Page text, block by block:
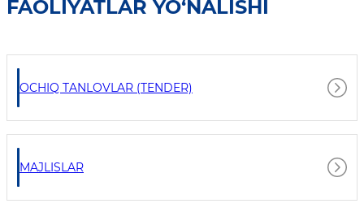
FAOLIYATLAR YO‘NALISHI
OCHIQ TANLOVLAR (TENDER)
MAJLISLAR